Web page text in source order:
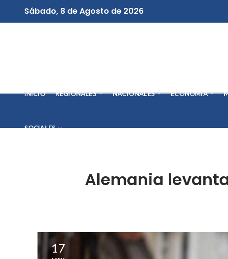
Sábado, 8 de Agosto de 2026
INICIO REGIONALES NACIONALES ECONOMÍA
SOCIALES
Alemania
17